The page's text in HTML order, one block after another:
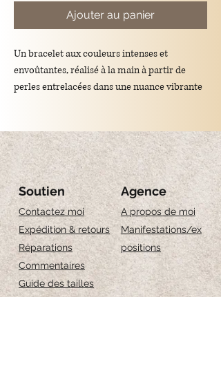
Ajouter au panier
Un bracelet aux couleurs intenses et
envoûtantes, réalisé à la main à partir de
perles entrelacées dans une nuance vibrante
perte de vue, le ciel au coucher du soleil et
l'élégance intemporelle des pierres
précieuses.
Détails
Couleur : bleu cobalt intense
Longueur : 18 cm
Soutien
Contactez moi
Expédition & retours
Réparations
Commentaires
Guide des tailles
Agence
A propos de moi
Manifestations/ex
positions